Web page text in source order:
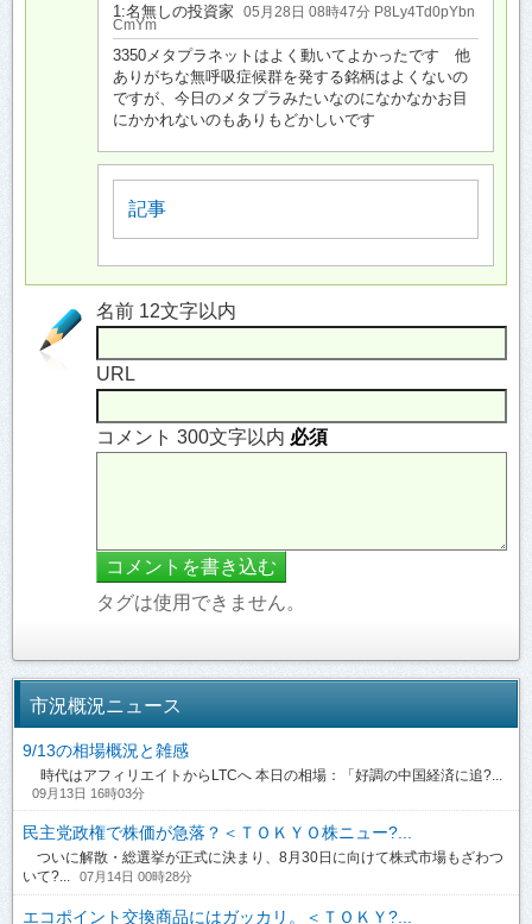
1:名無しの投資家
05月28日 08時47分 P8Ly4Td0pYbn
CmYm
3350メタプラネットはよく動いてよかったです 他
ありがちな無呼吸症候群を発する銘柄はよくないの
ですが、今日のメタプラみたいなのになかなかお目
にかかれないのもありもどかしいです
記事
名前 12文字以内
URL
コメント 300文字以内 必須
タグは使用できません。
市況概況ニュース
9/13の相場概況と雑感
時代はアフィリエイトからLTCへ 本日の相場：「好調の中国経済に追?...
09月13日 16時03分
民主党政権で株価が急落？＜ＴＯＫＹＯ株ニュー?...
ついに解散・総選挙が正式に決まり、8月30日に向けて株式市場もざわつ
いて?...
07月14日 00時28分
エコポイント交換商品にはガッカリ。＜ＴＯＫＹ?...